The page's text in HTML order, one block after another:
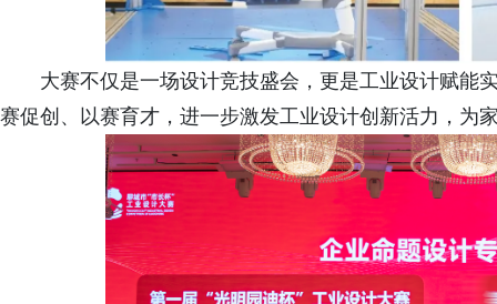
大赛不仅是一场设计竞技盛会，更是工业设计赋能
赛促创、以赛育才，进一步激发工业设计创新活力，为